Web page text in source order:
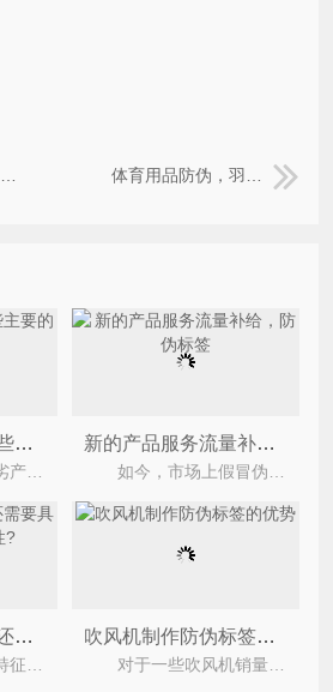
体育用品防伪，羽毛球拍定制防伪标签的好处？
二维码溯源具有哪些主要的功能作用？ 新的产品服务流量补给，防伪标签
防伪标签实现防伪还需要具备哪些功能和特性? 吹风机制作防伪标签的优势